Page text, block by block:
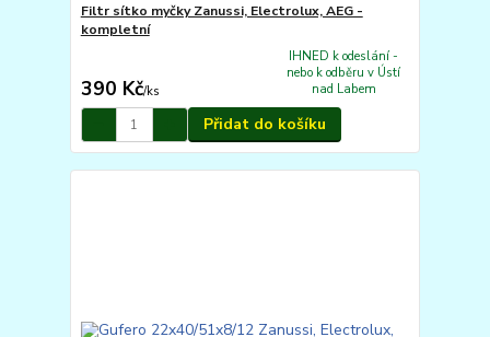
Filtr sítko myčky Zanussi, Electrolux, AEG -
kompletní
390 Kč/ks
IHNED k odeslání -
nebo k odběru v Ústí
nad Labem
Přidat do košíku